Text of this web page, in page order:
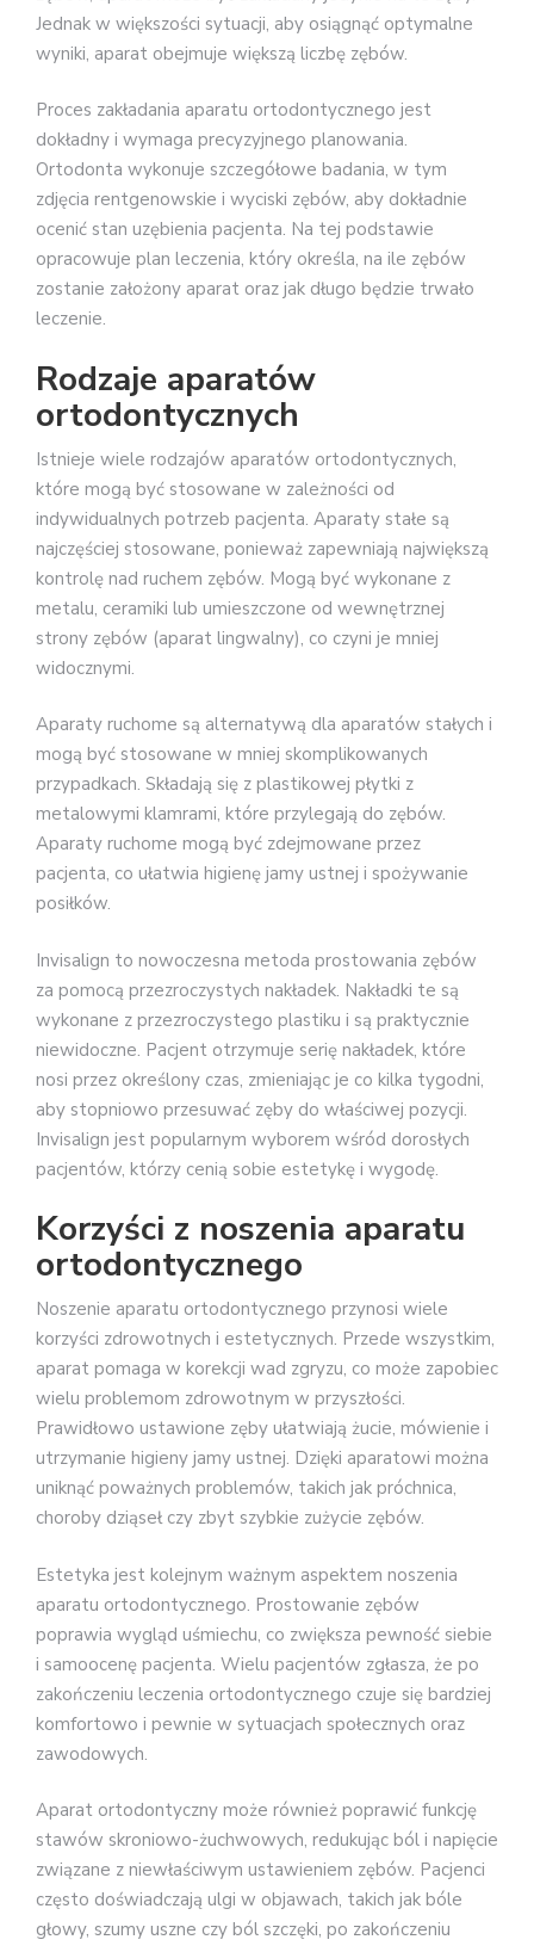
Jednak w większości sytuacji, aby osiągnąć optymalne
wyniki, aparat obejmuje większą liczbę zębów.
Proces zakładania aparatu ortodontycznego jest
dokładny i wymaga precyzyjnego planowania.
Ortodonta wykonuje szczegółowe badania, w tym
zdjęcia rentgenowskie i wyciski zębów, aby dokładnie
ocenić stan uzębienia pacjenta. Na tej podstawie
opracowuje plan leczenia, który określa, na ile zębów
zostanie założony aparat oraz jak długo będzie trwało
leczenie.
Rodzaje aparatów
ortodontycznych
Istnieje wiele rodzajów aparatów ortodontycznych,
które mogą być stosowane w zależności od
indywidualnych potrzeb pacjenta. Aparaty stałe są
najczęściej stosowane, ponieważ zapewniają największą
kontrolę nad ruchem zębów. Mogą być wykonane z
metalu, ceramiki lub umieszczone od wewnętrznej
strony zębów (aparat lingwalny), co czyni je mniej
widocznymi.
Aparaty ruchome są alternatywą dla aparatów stałych i
mogą być stosowane w mniej skomplikowanych
przypadkach. Składają się z plastikowej płytki z
metalowymi klamrami, które przylegają do zębów.
Aparaty ruchome mogą być zdejmowane przez
pacjenta, co ułatwia higienę jamy ustnej i spożywanie
posiłków.
Invisalign to nowoczesna metoda prostowania zębów
za pomocą przezroczystych nakładek. Nakładki te są
wykonane z przezroczystego plastiku i są praktycznie
niewidoczne. Pacjent otrzymuje serię nakładek, które
nosi przez określony czas, zmieniając je co kilka tygodni,
aby stopniowo przesuwać zęby do właściwej pozycji.
Invisalign jest popularnym wyborem wśród dorosłych
pacjentów, którzy cenią sobie estetykę i wygodę.
Korzyści z noszenia aparatu
ortodontycznego
Noszenie aparatu ortodontycznego przynosi wiele
korzyści zdrowotnych i estetycznych. Przede wszystkim,
aparat pomaga w korekcji wad zgryzu, co może zapobiec
wielu problemom zdrowotnym w przyszłości.
Prawidłowo ustawione zęby ułatwiają żucie, mówienie i
utrzymanie higieny jamy ustnej. Dzięki aparatowi można
uniknąć poważnych problemów, takich jak próchnica,
choroby dziąseł czy zbyt szybkie zużycie zębów.
Estetyka jest kolejnym ważnym aspektem noszenia
aparatu ortodontycznego. Prostowanie zębów
poprawia wygląd uśmiechu, co zwiększa pewność siebie
i samoocenę pacjenta. Wielu pacjentów zgłasza, że po
zakończeniu leczenia ortodontycznego czuje się bardziej
komfortowo i pewnie w sytuacjach społecznych oraz
zawodowych.
Aparat ortodontyczny może również poprawić funkcję
stawów skroniowo-żuchwowych, redukując ból i napięcie
związane z niewłaściwym ustawieniem zębów. Pacjenci
często doświadczają ulgi w objawach, takich jak bóle
głowy, szumy uszne czy ból szczęki, po zakończeniu